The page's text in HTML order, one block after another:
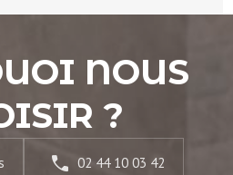
NOUS
?
02 44 10 03 42